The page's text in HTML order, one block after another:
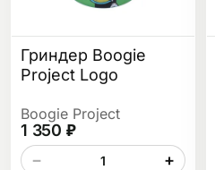
Гриндер Boogie
Project Logo
Boogie Project
1 350 ₽
−
+